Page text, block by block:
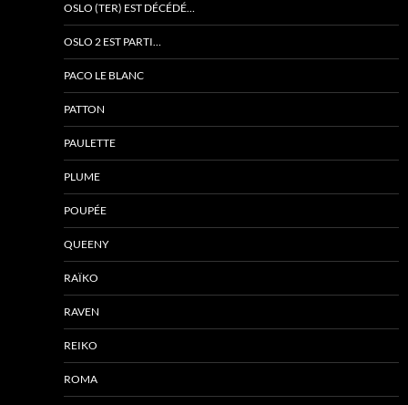
OSLO (TER) EST DÉCÉDÉ…
OSLO 2 EST PARTI…
PACO LE BLANC
PATTON
PAULETTE
PLUME
POUPÉE
QUEENY
RAÏKO
RAVEN
REIKO
ROMA